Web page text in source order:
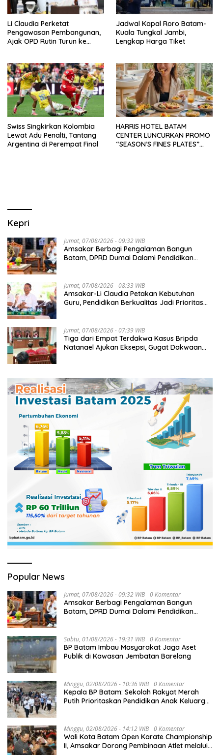
Li Claudia Perketat
Pengawasan Pembangunan,
Ajak OPD Rutin Turun ke
Jadwal Kapal Roro Batam-
Kuala Tungkal Jambi,
Lengkap Harga Tiket
Swiss Singkirkan Kolombia
Lewat Adu Penalti, Tantang
Argentina di Perempat Final
HARRIS HOTEL BATAM
CENTER LUNCURKAN PROMO
“SEASON’S FINES PLATES”
Kepri
Jumat, 07/08/2026 - 09:32 WIB
Amsakar Berbagi Pengalaman Bangun
Batam, DPRD Dumai Dalami Pendidikan
Jumat, 07/08/2026 - 08:33 WIB
Amsakar-Li Claudia Petakan Kebutuhan
Guru, Pendidikan Berkualitas Jadi Prioritas
Jumat, 07/08/2026 - 07:39 WIB
Tiga dari Empat Terdakwa Kasus Bripda
Natanael Ajukan Eksepsi, Gugat Dakwaan
Popular News
Jumat, 07/08/2026 - 09:32 WIB 0 Komentar
Amsakar Berbagi Pengalaman Bangun
Batam, DPRD Dumai Dalami Pendidikan
Sabtu, 01/08/2026 - 19:31 WIB 0 Komentar
BP Batam Imbau Masyarakat Jaga Aset
Publik di Kawasan Jembatan Barelang
Minggu, 02/08/2026 - 10:36 WIB 0 Komentar
Kepala BP Batam: Sekolah Rakyat Merah
Putih Prioritaskan Pendidikan Anak Keluarga
Minggu, 02/08/2026 - 14:12 WIB 0 Komentar
Wali Kota Batam Open Karate Championship
II, Amsakar Dorong Pembinaan Atlet melalui